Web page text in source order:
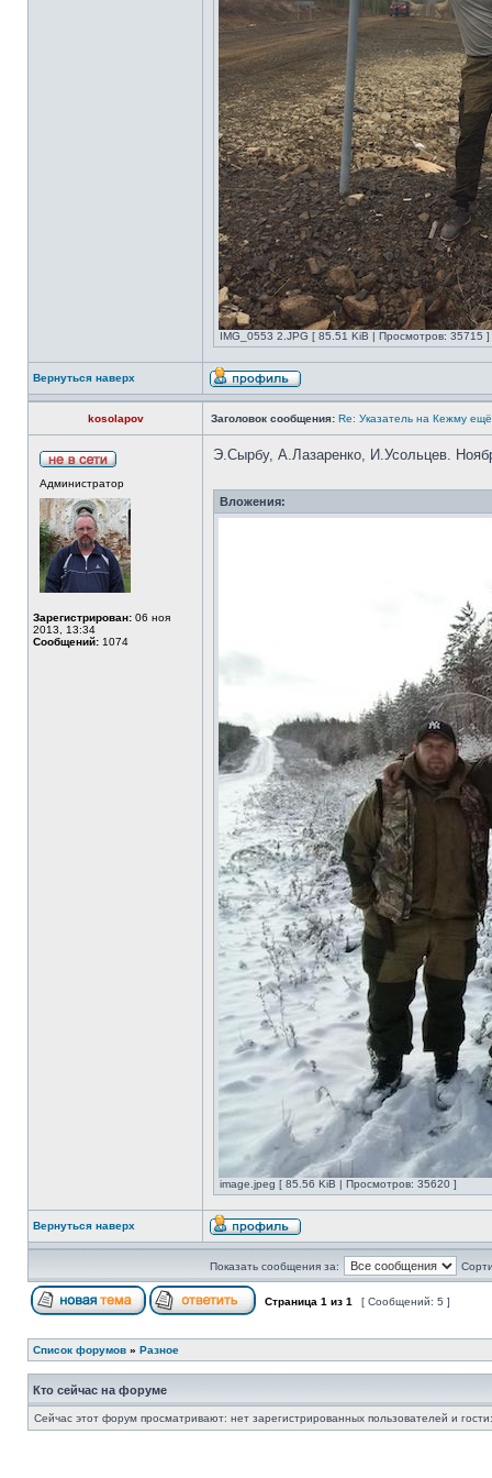
IMG_0553 2.JPG [ 85.51 KiB | Просмотров: 35715 ]
Вернуться наверх
kosolapov Заголовок сообщения: Re: Указатель на Кежму
Администратор
Зарегистрирован: 06 ноя
2013, 13:34
Сообщений: 1074
Э.Сырбу, А.Лазаренко, И.Усольцев.
Вложения:
image.jpeg [ 85.56 KiB | Просмотров: 35620 ]
Вернуться наверх
Показать сообщения за:
Страница 1 из 1 [ Сообщений: 5 ]
Список форумов » Разное
Кто сейчас на форуме
Сейчас этот форум просматривают: нет зарегистрированных пользователей и